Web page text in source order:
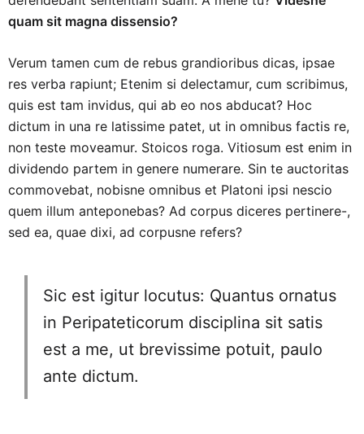
quam sit magna dissensio?
Verum tamen cum de rebus grandioribus dicas, ipsae
res verba rapiunt; Etenim si delectamur, cum scribimus,
quis est tam invidus, qui ab eo nos abducat? Hoc
dictum in una re latissime patet, ut in omnibus factis re,
non teste moveamur. Stoicos roga. Vitiosum est enim in
dividendo partem in genere numerare. Sin te auctoritas
commovebat, nobisne omnibus et Platoni ipsi nescio
quem illum anteponebas? Ad corpus diceres pertinere-,
sed ea, quae dixi, ad corpusne refers?
Sic est igitur locutus: Quantus ornatus
in Peripateticorum disciplina sit satis
est a me, ut brevissime potuit, paulo
ante dictum.